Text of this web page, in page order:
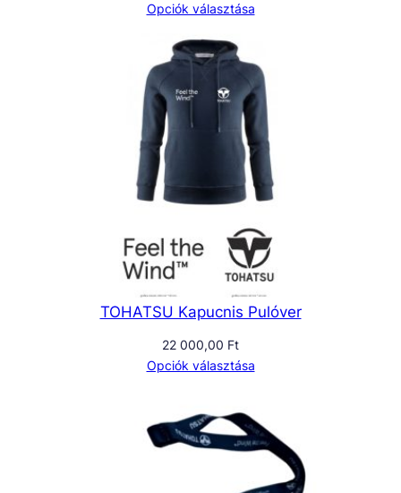
Opciók választása
TOHATSU Kapucnis Pulóver
22 000,00 Ft
Opciók választása